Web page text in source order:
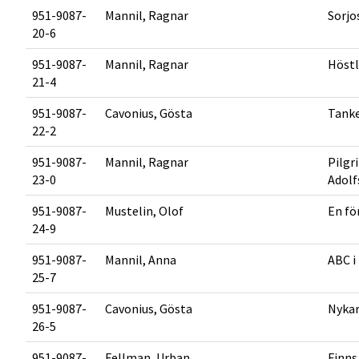
951-9087-
20-6
Mannil, Ragnar
951-9087-
21-4
Mannil, Ragnar
951-9087-
22-2
Cavonius, Gösta
951-9087-
23-0
Mannil, Ragnar
951-9087-
24-9
Mustelin, Olof En
951-9087-
25-7
Mannil, Anna ABC
951-9087-
26-5
Cavonius, Gösta